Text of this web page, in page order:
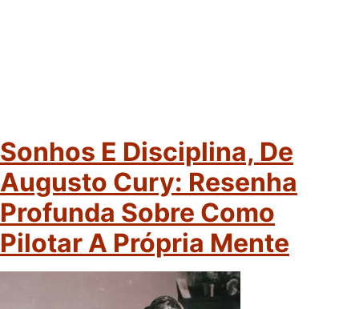
Sonhos E Disciplina, De
Augusto Cury: Resenha
Profunda Sobre Como
Pilotar A Própria Mente